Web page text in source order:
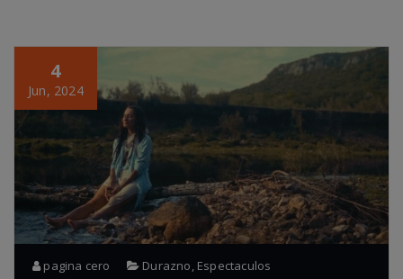
4
Jun, 2024
pagina cero Durazno Espectaculos